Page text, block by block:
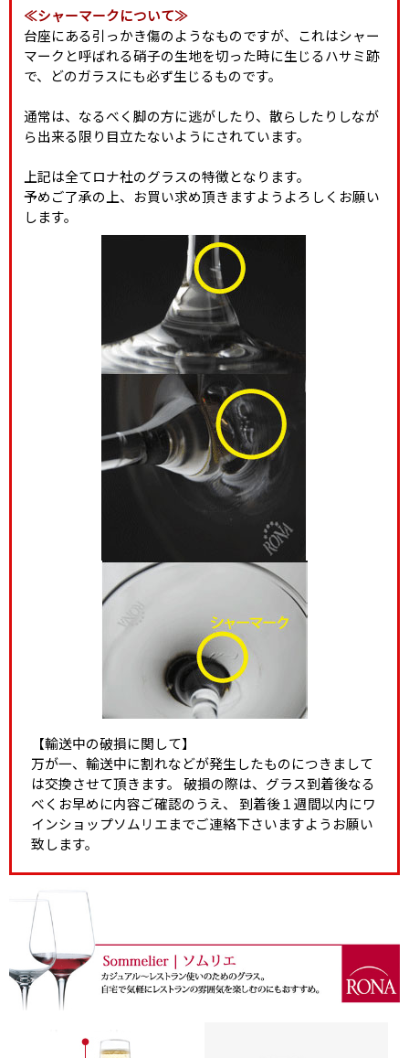
≪シャーマークについて≫
台座にある引っかき傷のようなものですが、これはシャー
マークと呼ばれる硝子の生地を切った時に生じるハサミ跡
で、どのガラスにも必ず生じるものです。
通常は、なるべく脚の方に逃がしたり、散らしたりしなが
ら出来る限り目立たないようにされています。
上記は全てロナ社のグラスの特徴となります。
予めご了承の上、お買い求め頂きますようよろしくお願い
します。
【輸送中の破損に関して】
万が一、輸送中に割れなどが発生したものにつきまして
は交換させて頂きます。 破損の際は、グラス到着後なる
べくお早めに内容ご確認のうえ、 到着後１週間以内にワ
インショップソムリエまでご連絡下さいますようお願い
致します。